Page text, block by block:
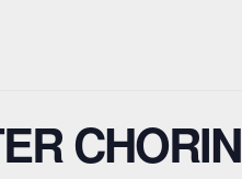
CHORIN